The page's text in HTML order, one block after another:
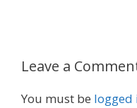
Leave a
You must be logged